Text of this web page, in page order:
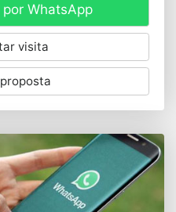
WhatsApp
visita